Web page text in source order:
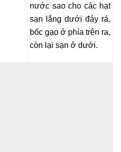
nước sao cho các hạt
sạn lắng dưới đáy rá,
bốc gạo ở phía trên ra,
còn lại sạn ở dưới.